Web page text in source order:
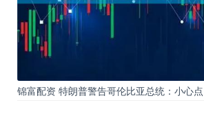
锦富配资 特朗普警告哥伦比亚总统：小心点